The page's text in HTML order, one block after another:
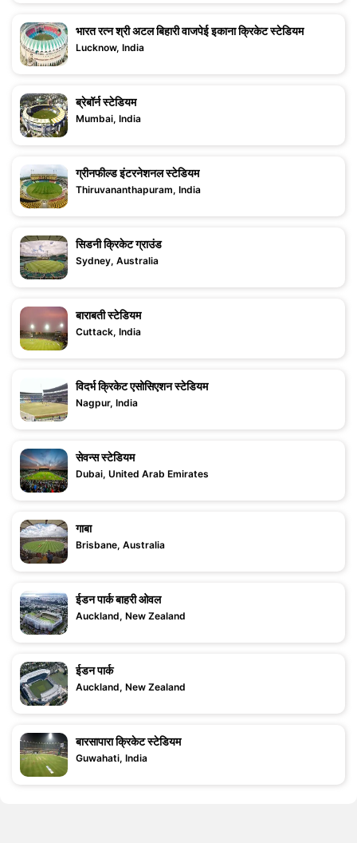
भारत रत्न श्री अटल बिहारी वाजपेई इकाना क्रिकेट स्टेडियम
Lucknow, India
ब्रेबॉर्न स्टेडियम
Mumbai, India
ग्रीनफील्ड इंटरनेशनल स्टेडियम
Thiruvananthapuram, India
सिडनी क्रिकेट ग्राउंड
Sydney, Australia
बाराबती स्टेडियम
Cuttack, India
विदर्भ क्रिकेट एसोसिएशन स्टेडियम
Nagpur, India
सेवन्स स्टेडियम
Dubai, United Arab Emirates
गाबा
Brisbane, Australia
ईडन पार्क बाहरी ओवल
Auckland, New Zealand
ईडन पार्क
Auckland, New Zealand
बारसापारा क्रिकेट स्टेडियम
Guwahati, India